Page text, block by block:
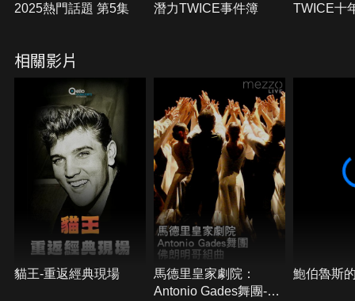
2025熱門話題 第5集 潛力TWICE事件簿 TWICE十
相關影片
貓王-重返經典現場
馬德里皇家劇院：
Antonio Gades舞團-佛
鮑伯魯斯